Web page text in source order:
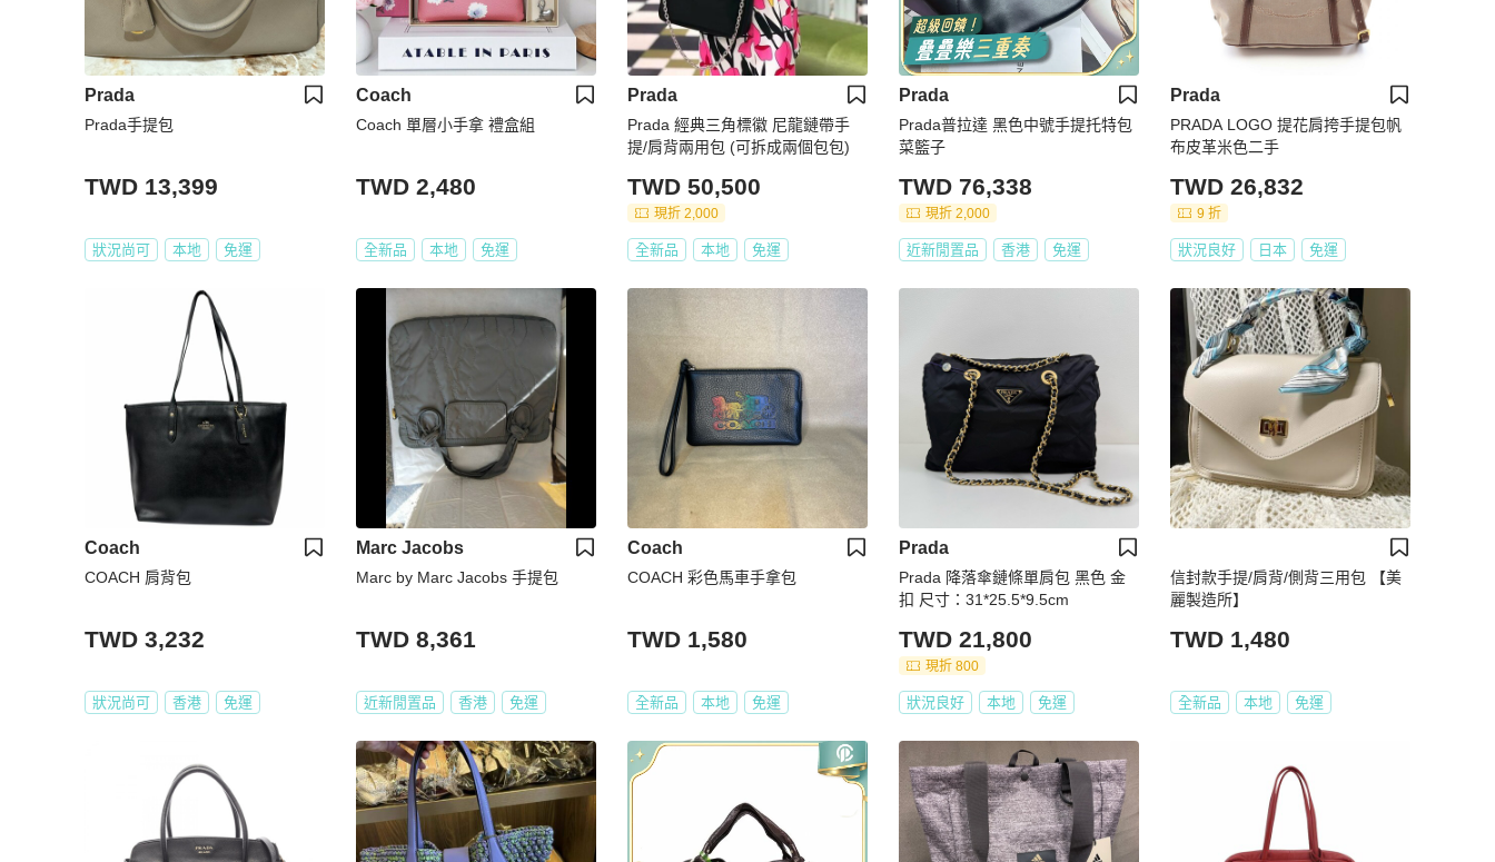
Prada
Prada手提包
TWD 13,399
狀況尚可 本地 免運
Coach
Coach 單層小手拿 禮盒組
TWD 2,480
全新品 本地 免運
Prada
Prada 經典三角標徽 尼龍鏈帶手
提/肩背兩用包 (可拆成兩個包包)
TWD 50,500
現折 2,000
全新品 本地 免運
Prada
Prada普拉達 黑色中號手提托特包
菜籃子
TWD 76,338
現折 2,000
近新閒置品 香港 免運
Prada
PRADA LOGO 提花肩挎手提包帆
布皮革米色二手
TWD 26,832
9 折
狀況良好 日本 免運
Coach
COACH 肩背包
TWD 3,232
狀況尚可 香港 免運
Marc Jacobs
Marc by Marc Jacobs 手提包
TWD 8,361
近新閒置品 香港 免運
Coach
COACH 彩色馬車手拿包
TWD 1,580
全新品 本地 免運
Prada
Prada 降落傘鏈條單肩包 黑色 金
扣 尺寸：31*25.5*9.5cm
TWD 21,800
現折 800
狀況良好 本地 免運
信封款手提/肩背/側背三用包 【美
麗製造所】
TWD 1,480
全新品 本地 免運